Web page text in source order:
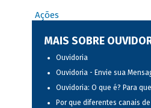
Ações
MAIS SOBRE
Ouvidoria
Ouvidoria - Envie sua
Ouvidoria: O que é? Para
Por que diferentes canais